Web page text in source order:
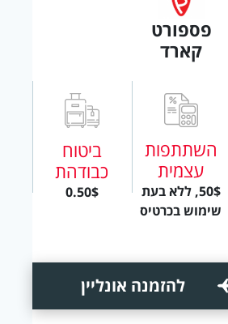
פספורט
קארד
השתתפות
עצמית
50$, ללא בעת
שימוש בכרטיס
ביטוח
כבודהת
0.50$
להזמנה אונליין